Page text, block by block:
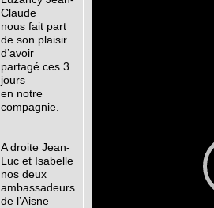
Claude
nous fait part
de son plaisir
d’avoir
partagé ces 3
jours
en notre
compagnie.
A droite Jean-
Luc et Isabelle
nos deux
ambassadeurs
de l’Aisne